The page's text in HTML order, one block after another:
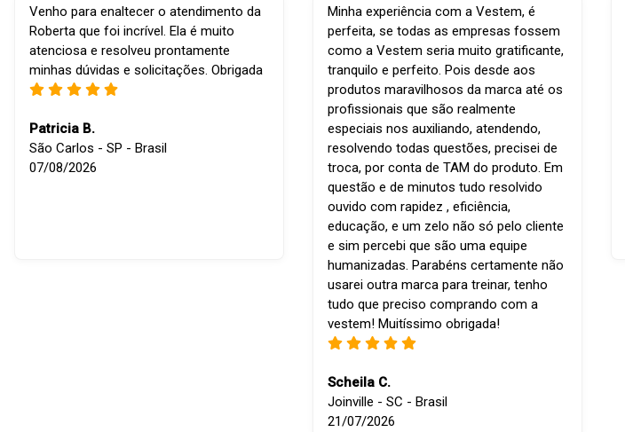
Venho para enaltecer o atendimento da
Roberta que foi incrível. Ela é muito
atenciosa e resolveu prontamente
minhas dúvidas e solicitações. Obrigada
Patricia B.
São Carlos - SP - Brasil
07/08/2026
Minha experiência com a Vestem, é
perfeita, se todas as empresas fossem
como a Vestem seria muito gratificante,
tranquilo e perfeito. Pois desde aos
produtos maravilhosos da marca até os
profissionais que são realmente
especiais nos auxiliando, atendendo,
resolvendo todas questões, precisei de
troca, por conta de TAM do produto. Em
questão e de minutos tudo resolvido
ouvido com rapidez , eficiência,
educação, e um zelo não só pelo cliente
e sim percebi que são uma equipe
humanizadas. Parabéns certamente não
usarei outra marca para treinar, tenho
tudo que preciso comprando com a
vestem! Muitíssimo obrigada!
Scheila C.
Joinville - SC - Brasil
21/07/2026